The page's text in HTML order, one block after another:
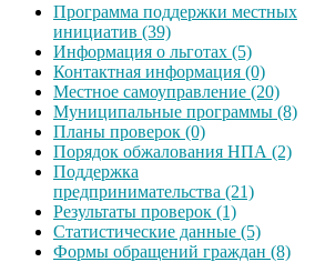
Программа поддержки местных
инициатив (39)
Информация о льготах (5)
Контактная информация (0)
Местное самоуправление (20)
Муниципальные программы (8)
Планы проверок (0)
Порядок обжалования НПА (2)
Поддержка
предпринимательства (21)
Результаты проверок (1)
Статистические данные (5)
Формы обращений граждан (8)